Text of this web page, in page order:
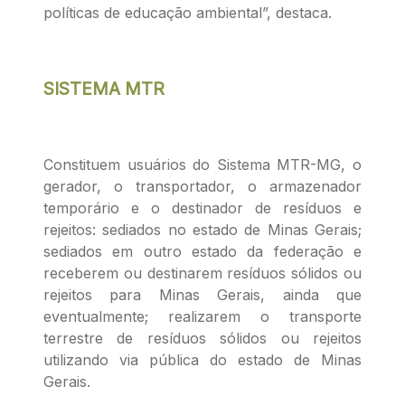
políticas de educação ambiental”, destaca.
SISTEMA MTR
Constituem usuários do Sistema MTR-MG, o
gerador, o transportador, o armazenador
temporário e o destinador de resíduos e
rejeitos: sediados no estado de Minas Gerais;
sediados em outro estado da federação e
receberem ou destinarem resíduos sólidos ou
rejeitos para Minas Gerais, ainda que
eventualmente; realizarem o transporte
terrestre de resíduos sólidos ou rejeitos
utilizando via pública do estado de Minas
Gerais.